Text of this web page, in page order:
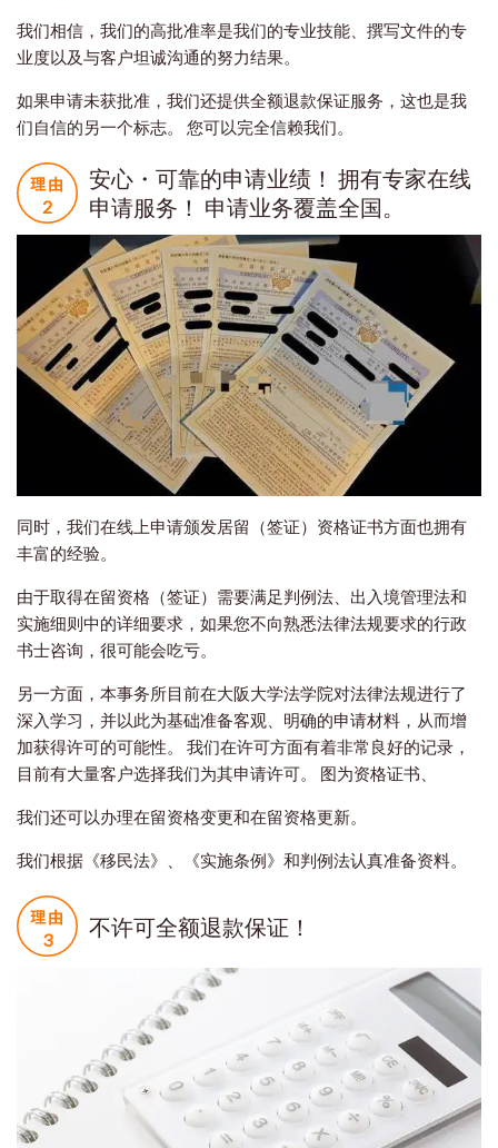
我们相信，我们的高批准率是我们的专业技能、撰写文件的专
业度以及与客户坦诚沟通的努力结果。
如果申请未获批准，我们还提供全额退款保证服务，这也是我
们自信的另一个标志。 您可以完全信赖我们。
安心・可靠的申请业绩！ 拥有专家在线
申请服务！ 申请业务覆盖全国。
同时，我们在线上申请颁发居留（签证）资格证书方面也拥有
丰富的经验。
由于取得在留资格（签证）需要满足判例法、出入境管理法和
实施细则中的详细要求，如果您不向熟悉法律法规要求的行政
书士咨询，很可能会吃亏。
另一方面，本事务所目前在大阪大学法学院对法律法规进行了
深入学习，并以此为基础准备客观、明确的申请材料，从而增
加获得许可的可能性。 我们在许可方面有着非常良好的记录，
目前有大量客户选择我们为其申请许可。 图为资格证书、
我们还可以办理在留资格变更和在留资格更新。
我们根据《移民法》、《实施条例》和判例法认真准备资料。
不许可全额退款保证！